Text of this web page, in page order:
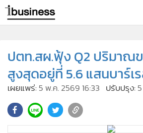
ปตท.สผ.ฟุ้ง Q2 ปริมาณ
สูงสุดอยู่ที่ 5.6 แสนบาร์เ
เผยแพร่:5 พ.ค. 2569 16:33 ปรับปรุง: